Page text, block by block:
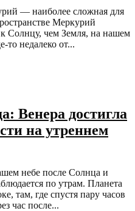
— наиболее сложная для
Меркурий
к Солнцу, чем Земля, на нашем
то недалеко от...
Венера достигла
на утреннем
небе после Солнца и
по утрам. Планета
там, где спустя пару часов
час после...